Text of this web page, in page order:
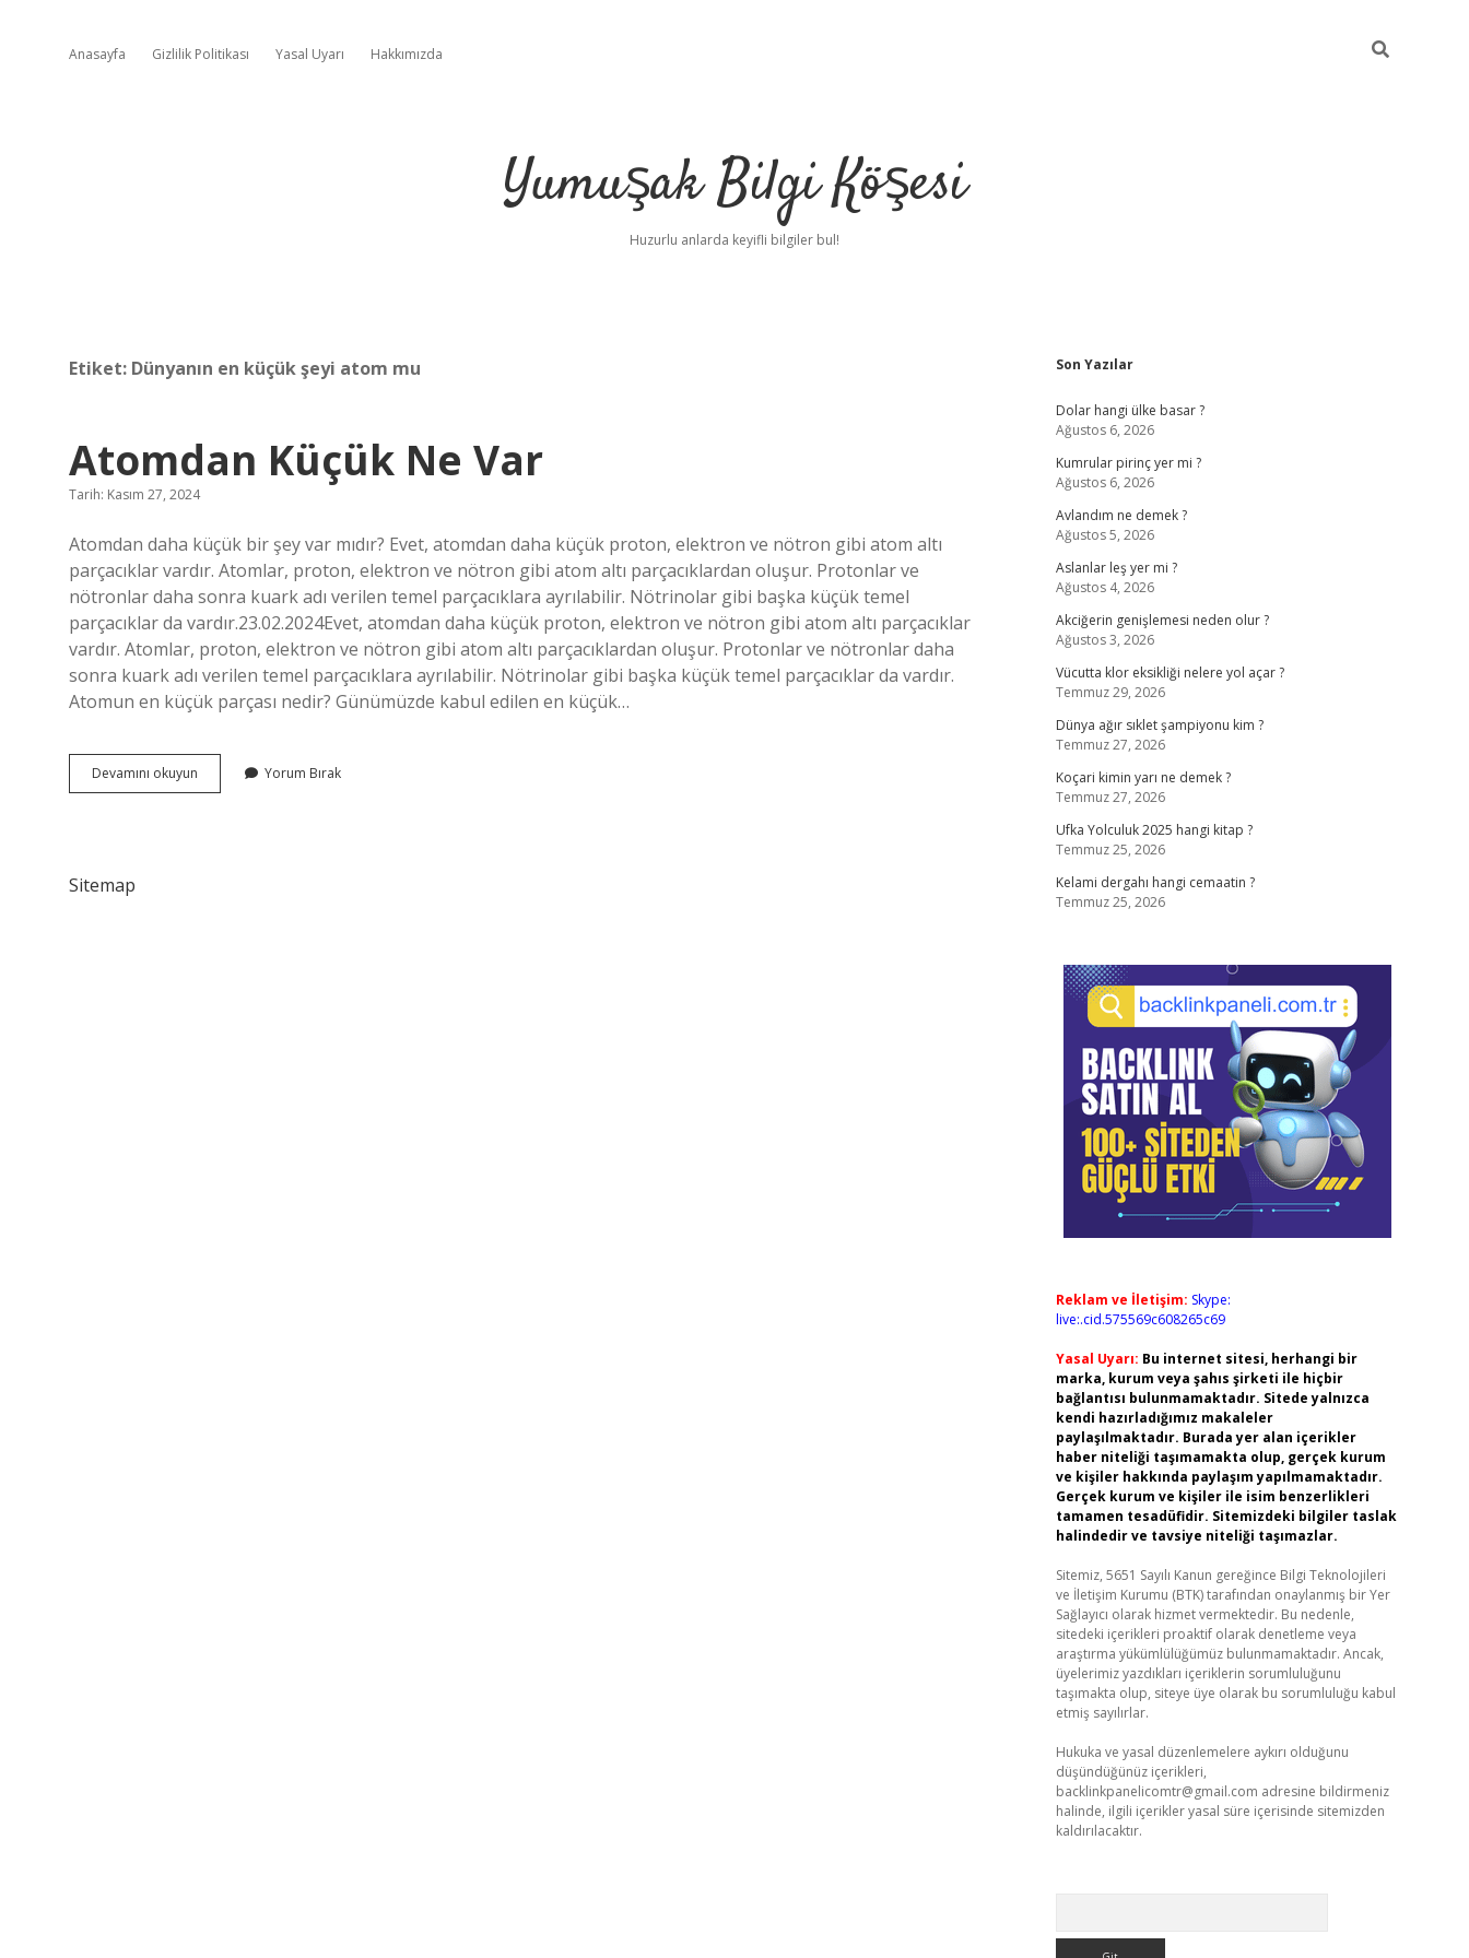
Anasayfa Gizlilik Politikası Yasal Uyarı Hakkımızda
Yumuşak Bilgi Köşesi
Huzurlu anlarda keyifli bilgiler bul!
Etiket: Dünyanın en küçük şeyi atom mu
Atomdan Küçük Ne Var
Tarih: Kasım 27, 2024
Atomdan daha küçük bir şey var mıdır? Evet, atomdan daha küçük proton, elektron ve nötron gibi atom altı
parçacıklar vardır. Atomlar, proton, elektron ve nötron gibi atom altı parçacıklardan oluşur. Protonlar ve
nötronlar daha sonra kuark adı verilen temel parçacıklara ayrılabilir. Nötrinolar gibi başka küçük temel
parçacıklar da vardır.23.02.2024Evet, atomdan daha küçük proton, elektron ve nötron gibi atom altı parçacıklar
vardır. Atomlar, proton, elektron ve nötron gibi atom altı parçacıklardan oluşur. Protonlar ve nötronlar daha
sonra kuark adı verilen temel parçacıklara ayrılabilir. Nötrinolar gibi başka küçük temel parçacıklar da vardır.
Atomun en küçük parçası nedir? Günümüzde kabul edilen en küçük…
Devamını okuyun Atomdan
Küçük
Yorum Bırak
Sitemap
Sidebar
Son Yazılar
Dolar hangi ülke basar ?
Ağustos 6, 2026
Kumrular pirinç yer mi ?
Ağustos 6, 2026
Avlandım ne demek ?
Ağustos 5, 2026
Aslanlar leş yer mi ?
Ağustos 4, 2026
Akciğerin genişlemesi neden olur ?
Ağustos 3, 2026
Vücutta klor eksikliği nelere yol açar ?
Temmuz 29, 2026
Dünya ağır sıklet şampiyonu kim ?
Temmuz 27, 2026
Koçari kimin yarı ne demek ?
Temmuz 27, 2026
Ufka Yolculuk 2025 hangi kitap ?
Temmuz 25, 2026
Kelami dergahı hangi cemaatin ?
Temmuz 25, 2026
Reklam ve İletişim: Skype:
live:.cid.575569c608265c69
Yasal Uyarı: Bu internet sitesi, herhangi bir
marka, kurum veya şahıs şirketi ile hiçbir
bağlantısı bulunmamaktadır. Sitede yalnızca
kendi hazırladığımız makaleler
paylaşılmaktadır. Burada yer alan içerikler
haber niteliği taşımamakta olup, gerçek kurum
ve kişiler hakkında paylaşım yapılmamaktadır.
Gerçek kurum ve kişiler ile isim benzerlikleri
tamamen tesadüfidir. Sitemizdeki bilgiler taslak
halindedir ve tavsiye niteliği taşımazlar.
Sitemiz, 5651 Sayılı Kanun gereğince Bilgi Teknolojileri
ve İletişim Kurumu (BTK) tarafından onaylanmış bir Yer
Sağlayıcı olarak hizmet vermektedir. Bu nedenle,
sitedeki içerikleri proaktif olarak denetleme veya
araştırma yükümlülüğümüz bulunmamaktadır. Ancak,
üyelerimiz yazdıkları içeriklerin sorumluluğunu
taşımakta olup, siteye üye olarak bu sorumluluğu kabul
etmiş sayılırlar.
Hukuka ve yasal düzenlemelere aykırı olduğunu
düşündüğünüz içerikleri,
backlinkpanelicomtr@gmail.com adresine bildirmeniz
halinde, ilgili içerikler yasal süre içerisinde sitemizden
kaldırılacaktır.